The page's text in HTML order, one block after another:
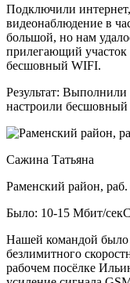
Подключили
видеонаблюдение в
большой, но нам
прилегающий участок
бесшовный WIFI.
Результат: Выполнили
настроили бесшовный
Сажина Татьяна
Раменский район,
Было: 10-15 Мбит/сек
Нашей командой
безлимитного
рабочем посёлке